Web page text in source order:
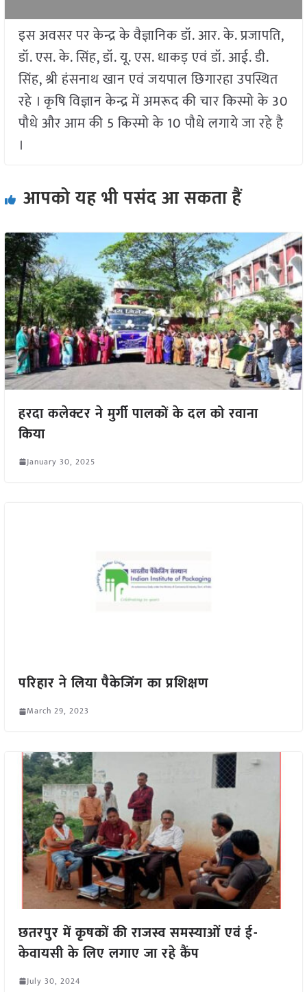
इस अवसर पर केन्द्र के वैज्ञानिक डॉ. आर. के. प्रजापति,
डॉ. एस. के. सिंह, डॉ. यू. एस. धाकड़ एवं डॉ. आई. डी.
सिंह, श्री हंसनाथ खान एवं जयपाल छिगारहा उपस्थित
रहे । कृषि विज्ञान केन्द्र में अमरूद की चार किस्मो के 30
पौधे और आम की 5 किस्मो के 10 पौधे लगाये जा रहे है
।
आपको यह भी पसंद आ सकता हैं
हरदा कलेक्टर ने मुर्गी पालकों के दल को रवाना
किया
January 30, 2025
परिहार ने लिया पैकेजिंग का प्रशिक्षण
March 29, 2023
छतरपुर में कृषकों की राजस्व समस्याओं एवं ई-
केवायसी के लिए लगाए जा रहे कैंप
July 30, 2024